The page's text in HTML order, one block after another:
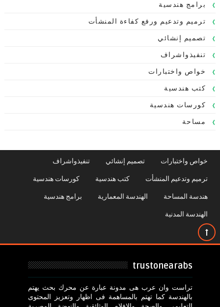
برامج هندسية
ترميم وتدعيم ورفع كفاءة المنشأت
تصميم إنشائي
تنفيذواشراف
خواص واختبارات
كتب هندسية
كورسات هندسية
مساحة
خواص واختبارات تصميم إنشائي تنفيذواشراف
ترميم وتدعيم المنشأت كتب هندسية كورسات هندسية
هندسة المساحة الهندسة المعمارية برامج هندسية
الهندسة المدنية
trustonearabs
تراست وان عرب هى مدونة عبارة عن محرك بحث يهتم
بالهندسة كما تهتم بالمساهمة فى اظهار وتعزيز المحتوى